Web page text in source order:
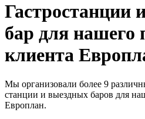
Гастростанции
бар для нашего
клиента
Мы организовали более 9
станции и выездных баров для
Европлан.